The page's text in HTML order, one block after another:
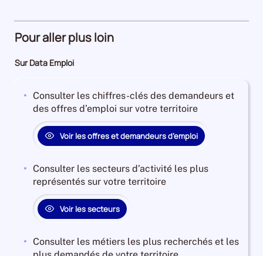
Pour aller plus loin
Sur Data Emploi
Consulter les chiffres-clés des demandeurs et
des offres d’emploi sur votre territoire
Voir les offres et demandeurs d’emploi
Consulter les secteurs d’activité les plus
représentés sur votre territoire
Voir les secteurs
Consulter les métiers les plus recherchés et les